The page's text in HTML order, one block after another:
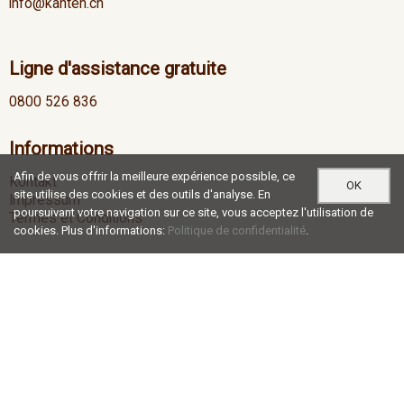
info@kanten.ch
Ligne d'assistance gratuite
0800 526 836
Informations
Kontakt
Impressum
Termes et Conditions
OK
Afin de vous offrir la meilleure expérience possible, ce
site utilise des cookies et des outils d'analyse. En
poursuivant votre navigation sur ce site, vous acceptez l'utilisation de
cookies. Plus d'informations: Politique de confidentialité.